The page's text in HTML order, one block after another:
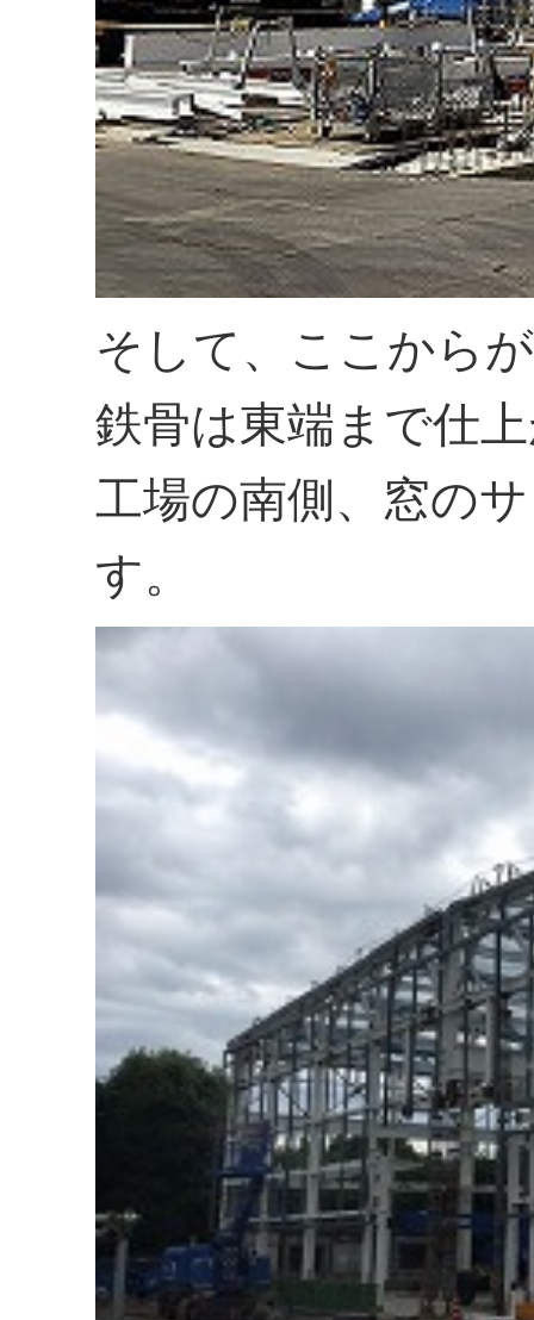
そして、ここから
鉄骨は東端まで仕
工場の南側、窓の
す。